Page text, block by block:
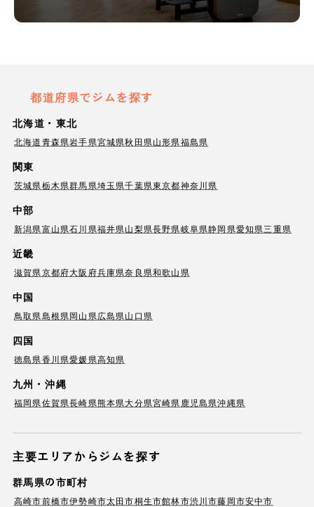
都道府県でジムを探す
北海道・東北
北海道青森県岩手県宮城県秋田県山形県福島県
関東
茨城県栃木県群馬県埼玉県千葉県東京都神奈川県
中部
新潟県富山県石川県福井県山梨県長野県岐阜県静岡県愛知県三重県
近畿
滋賀県京都府大阪府兵庫県奈良県和歌山県
中国
鳥取県島根県岡山県広島県山口県
四国
徳島県香川県愛媛県高知県
九州・沖縄
福岡県佐賀県長崎県熊本県大分県宮崎県 鹿児島県沖縄県
主要エリアからジムを探す
群馬県の市町村
高崎市前橋市伊勢崎市太田市桐生市館林市渋川市藤岡市安中市